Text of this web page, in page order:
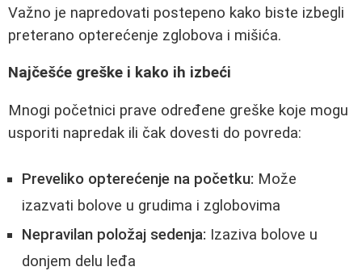
Važno je napredovati postepeno kako biste izbegli
preterano opterećenje zglobova i mišića.
Najčešće greške i kako ih izbeći
Mnogi početnici prave određene greške koje mogu
usporiti napredak ili čak dovesti do povreda:
Preveliko opterećenje na početku: Može
izazvati bolove u grudima i zglobovima
Nepravilan položaj sedenja: Izaziva bolove u
donjem delu leđa